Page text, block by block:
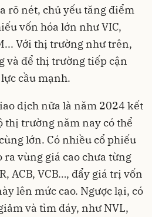
rõ nét, chủ yếu tăng điểm
vốn hóa lớn như VIC,
Với thị trường như trên,
và để thị trường tiếp cận
cầu mạnh.
dịch nữa là năm 2024 kết
thị trường năm nay có thể
lớn. Có nhiều cổ phiếu
vùng giá cao chưa từng
ACB, VCB…, đẩy giá trị vốn
lên mức cao. Ngược lại, có
và tìm đáy, như NVL,